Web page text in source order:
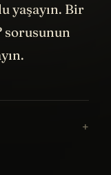
yaşayın. Bir
sorusunun